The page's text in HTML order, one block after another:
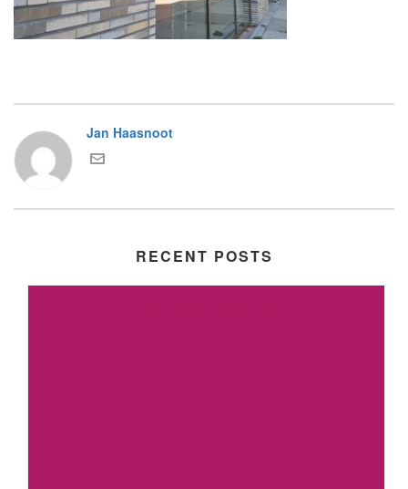
Jan Haasnoot
RECENT POSTS